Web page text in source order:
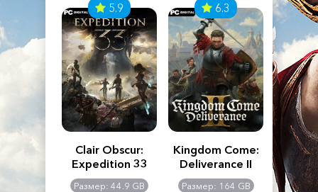
Creed
5.9
Clair Obscur:
Expedition 33
Размер: 44.9 GB
6.3
Kingdom Come:
Deliverance II
Размер: 164 GB
The